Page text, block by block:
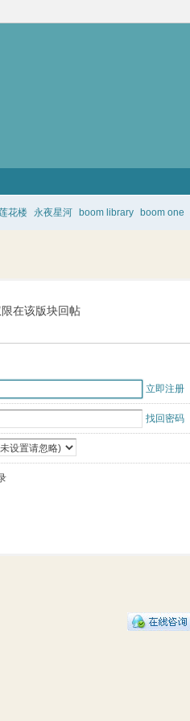
花楼 永夜星河 boom library boom one
在该版块回帖
立即注册
找回密码